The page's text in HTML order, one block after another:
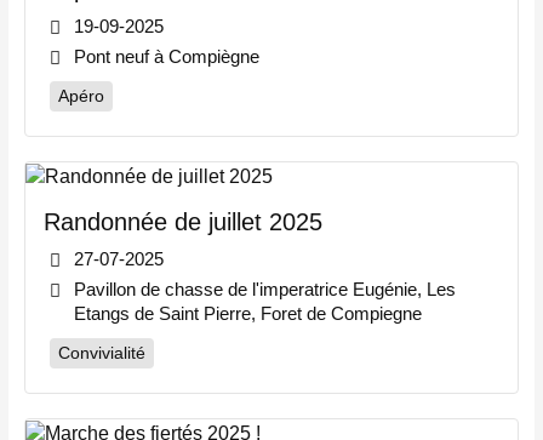
19-09-2025
Pont neuf à Compiègne
Apéro
Randonnée de juillet 2025
27-07-2025
Pavillon de chasse de l'imperatrice Eugénie, Les
Etangs de Saint Pierre, Foret de Compiegne
Convivialité